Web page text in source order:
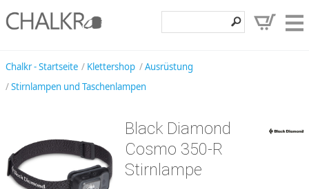
Chalkr - Startseite Klettershop
Ausrüstung
Stirnlampen und Taschenlampen
Black Diamond
Cosmo 350-R
Stirnlampe